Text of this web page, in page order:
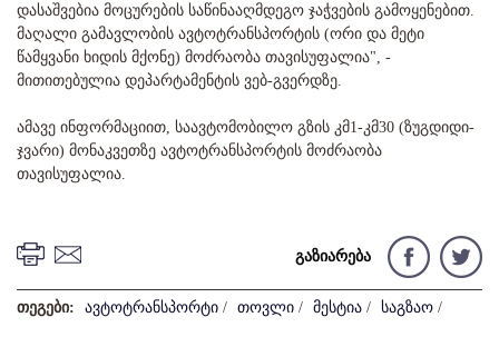
დასაშვებია მოცურების საწინააღმდეგო ჯაჭვების გამოყენებით.
მაღალი გამავლობის ავტოტრანსპორტის (ორი და მეტი
წამყვანი ხიდის მქონე) მოძრაობა თავისუფალია", -
მითითებულია დეპარტამენტის ვებ-გვერდზე.
ამავე ინფორმაციით, საავტომობილო გზის კმ1-კმ30 (ზუგდიდი-
ჯვარი) მონაკვეთზე ავტოტრანსპორტის მოძრაობა
თავისუფალია.
გაზიარება
თეგები: ავტოტრანსპორტი / თოვლი / მესტია / საგზაო /